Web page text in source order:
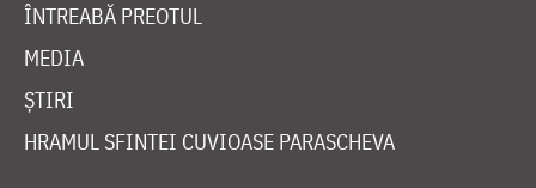
ÎNTREABĂ PREOTUL
MEDIA
ȘTIRI
HRAMUL SFINTEI CUVIOASE PARASCHEVA